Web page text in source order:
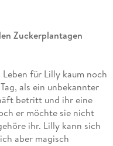
Zuckerplantagen
für Lilly kaum noch
als ein unbekannter
betritt und ihr eine
er möchte sie nicht
ihr. Lilly kann sich
aber magisch